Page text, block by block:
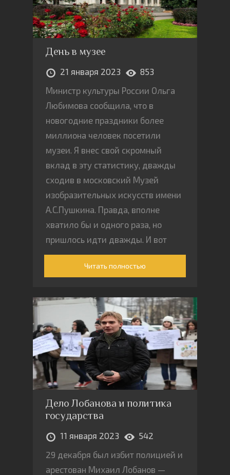
День в музее
21 января 2023
853
Министр культуры России Ольга
Любимова сообщила, что в
новогодние праздники более
миллиона человек посетили
музеи. Я внес свой скромный
вклад в эту статистику, дважды
сходив в московский Музей
изобразительных искусств имени
А.С.Пушкина. Правда, вполне
хватило бы и одного раза, но
пришлось идти дважды. И вот
почему
Читать полностью
Дело Лобанова и политика
государства
11 января 2023
542
29 декабря был избит полицией и
арестован Михаил Лобанов —